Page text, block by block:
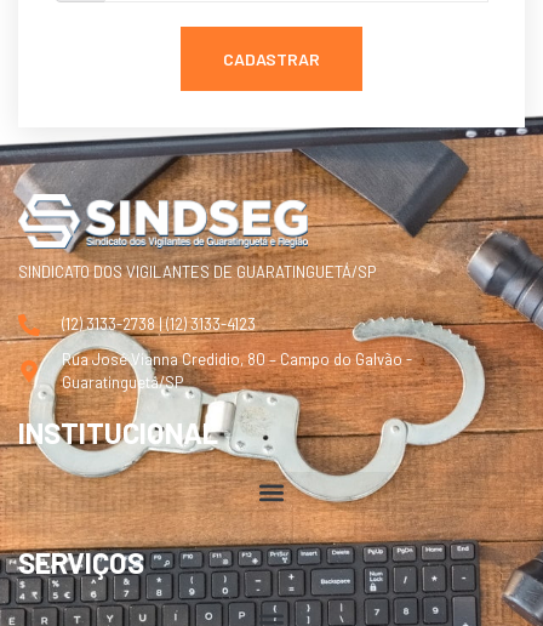
CADASTRAR
SINDICATO DOS VIGILANTES DE GUARATINGUETÁ/SP
(12) 3133-2738 | (12) 3133-4123
Rua José Vianna Credidio, 80 – Campo do Galvão -
Guaratinguetá/SP
INSTITUCIONAL
SERVIÇOS